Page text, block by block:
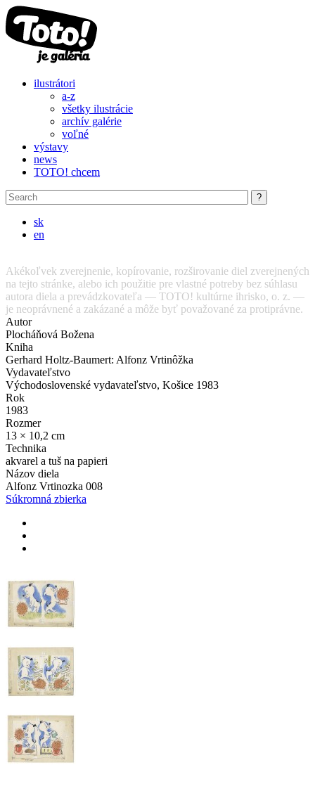
Skip to main content
ilustrátori
a-z
všetky ilustrácie
archív galérie
voľné
výstavy
news
TOTO! chcem
sk
en
Akékoľvek zverejnenie, kopírovanie, rozširovanie diel zverejnených
na tejto stránke, alebo ich použitie pre vlastné potreby bez súhlasu
autora diela a prevádzkovateľa — TOTO! kultúrne ihrisko, o. z. —
je neoprávnené a zakázané a môže byť považované za protiprávne.
Autor
Plocháňová Božena
Kniha
Gerhard Holtz-Baumert: Alfonz Vrtinôžka
Vydavateľstvo
Východoslovenské vydavateľstvo, Košice 1983
Rok
1983
Rozmer
13 × 10,2 cm
Technika
akvarel a tuš na papieri
Názov diela
Alfonz Vrtinozka 008
Súkromná zbierka